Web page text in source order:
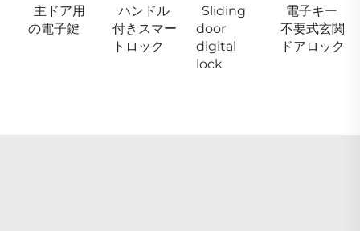
主ドア用
の電子鍵
ハンドル
付きスマー
トロック
Sliding
door
digital
lock
電子キー
不要式玄関
ドアロック